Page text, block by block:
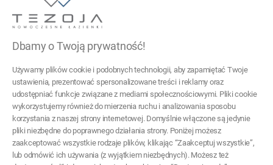
03-017 Warszawa
tezoja@gmail.com
Pomoc
Płatności i dostawa
Dbamy o Twoją prywatność!
Używamy plików cookie i podobnych technologii, aby zapamiętać Twoje
ustawienia, prezentować spersonalizowane treści i reklamy oraz
udostępniać funkcje związane z mediami społecznościowymi. Pliki cookie
wykorzystujemy również do mierzenia ruchu i analizowania sposobu
korzystania z naszej strony internetowej. Domyślnie włączone są jedynie
pliki niezbędne do poprawnego działania strony. Poniżej możesz
zaakceptować wszystkie rodzaje plików, klikając “Zaakceptuj wszystkie”,
lub odmówić ich używania (z wyjątkiem niezbędnych). Możesz też